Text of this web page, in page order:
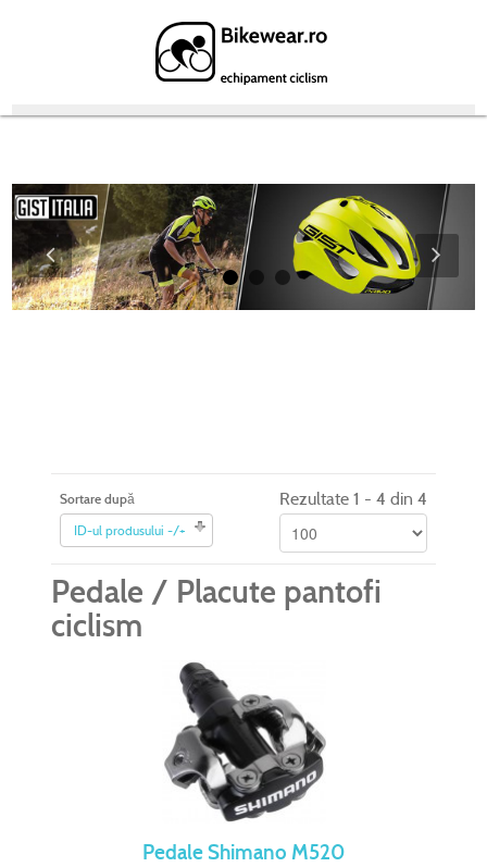
Sortare după
ID-ul produsului -/+
Rezultate 1 - 4 din 4
Pedale / Placute pantofi
ciclism
Pedale Shimano M520